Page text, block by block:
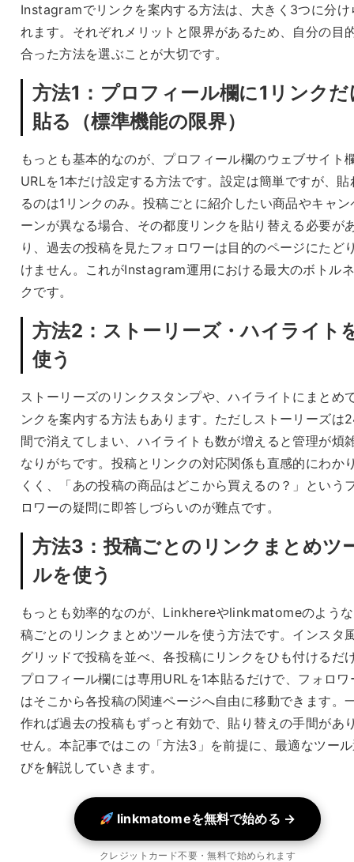
Instagramでリンクを案内する方法は、大きく3つに分け
れます。それぞれメリットと限界があるため、自分の目
合った方法を選ぶことが大切です。
方法1：プロフィール欄に1リンクだ
貼る（標準機能の限界）
もっとも基本的なのが、プロフィール欄のウェブサイト
URLを1本だけ設定する方法です。設定は簡単ですが、貼
るのは1リンクのみ。投稿ごとに紹介したい商品やキャン
ーンが異なる場合、その都度リンクを貼り替える必要が
り、過去の投稿を見たフォロワーは目的のページにたど
けません。これがInstagram運用における最大のボトル
クです。
方法2：ストーリーズ・ハイライト
使う
ストーリーズのリンクスタンプや、ハイライトにまとめ
ンクを案内する方法もあります。ただしストーリーズは
間で消えてしまい、ハイライトも数が増えると管理が煩
なりがちです。投稿とリンクの対応関係も直感的にわか
くく、「あの投稿の商品はどこから買えるの？」という
ロワーの疑問に即答しづらいのが難点です。
方法3：投稿ごとのリンクまとめツ
ルを使う
もっとも効率的なのが、Linkhereやlinkmatomeのよう
稿ごとのリンクまとめツールを使う方法です。インスタ
グリッドで投稿を並べ、各投稿にリンクをひも付けるだ
プロフィール欄には専用URLを1本貼るだけで、フォロワ
はそこから各投稿の関連ページへ自由に移動できます。
作れば過去の投稿もずっと有効で、貼り替えの手間があ
せん。本記事ではこの「方法3」を前提に、最適なツー
びを解説していきます。
linkmatomeを無料で始める →
クレジットカード不要・無料で始められます